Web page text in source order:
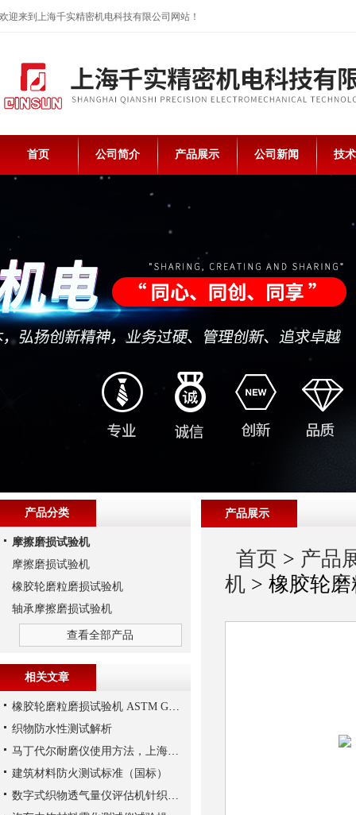
欢迎来到上海千实精密机电科技有限公司网站！
首页 公司简介 产品展示 公司新闻 技
产品展示
首页 > 产品
机> 橡胶轮磨
产品分类
摩擦磨损试验机
摩擦磨损试验机
橡胶轮磨粒磨损试验机
轴承摩擦磨损试验机
查看全部产品
相关文章
橡胶轮磨粒磨损试验机 ASTM G65磨料磨损试验
织物防水性测试解析
马丁代尔耐磨仪使用方法，上海千实的G235为例
建筑材料防火测试标准（国标）
数字式织物透气量仪评估机针织物透气性受含湿量的影响